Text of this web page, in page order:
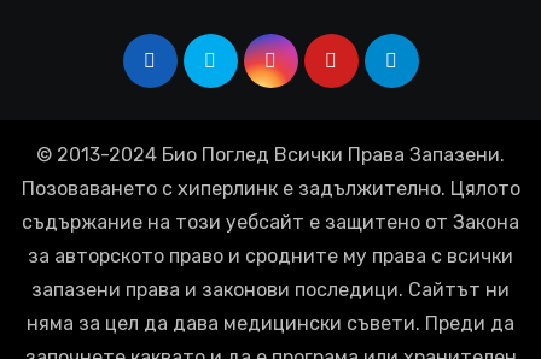
© 2013-2024 Био Поглед Всички Права Запазени.
Позоваването с хиперлинк е задължително. Цялото
съдържание на този уебсайт е защитено от Закона
за авторското право и сродните му права с всички
запазени права и законови последици. Сайтът ни
няма за цел да дава медицински съвети. Преди да